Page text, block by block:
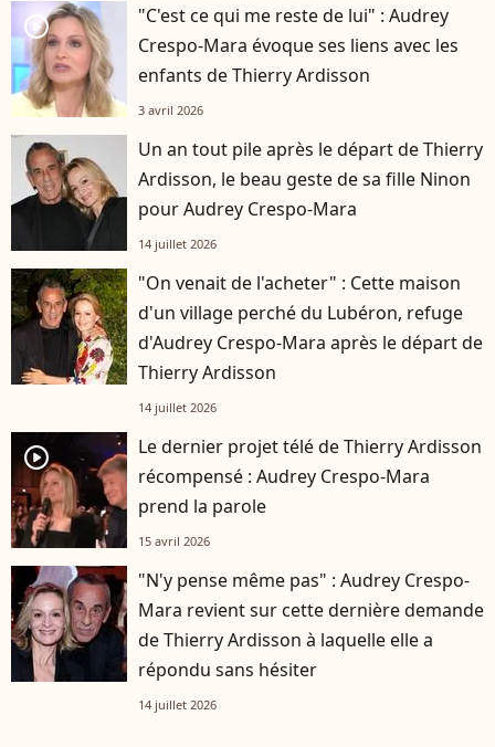
player2
"C'est ce qui me reste de lui" : Audrey
Crespo-Mara évoque ses liens avec les
enfants de Thierry Ardisson
3 avril 2026
Un an tout pile après le départ de Thierry
Ardisson, le beau geste de sa fille Ninon
pour Audrey Crespo-Mara
14 juillet 2026
"On venait de l'acheter" : Cette maison
d'un village perché du Lubéron, refuge
d'Audrey Crespo-Mara après le départ de
Thierry Ardisson
14 juillet 2026
player2
Le dernier projet télé de Thierry Ardisson
récompensé : Audrey Crespo-Mara
prend la parole
15 avril 2026
"N'y pense même pas" : Audrey Crespo-
Mara revient sur cette dernière demande
de Thierry Ardisson à laquelle elle a
répondu sans hésiter
14 juillet 2026